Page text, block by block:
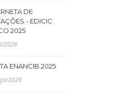
DE
- EDICIC
2025
2026
ENANCIB 2025
2026